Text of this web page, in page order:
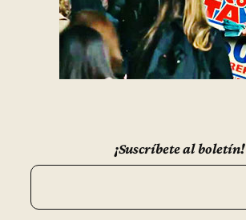
¡Suscríbete al boletín!